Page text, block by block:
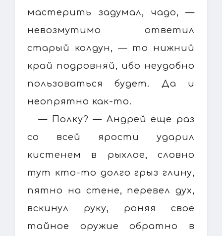
мастерить задумал, чадо, —
невозмутимо ответил
старый колдун, — то нижний
край подровняй, ибо неудобно
пользоваться будет. Да и
неопрятно как-то.
— Полку? — Андрей еще раз
со всей ярости ударил
кистенем в рыхлое, словно
тут кто-то долго грыз глину,
пятно на стене, перевел дух,
вскинул руку, роняя свое
тайное оружие обратно в